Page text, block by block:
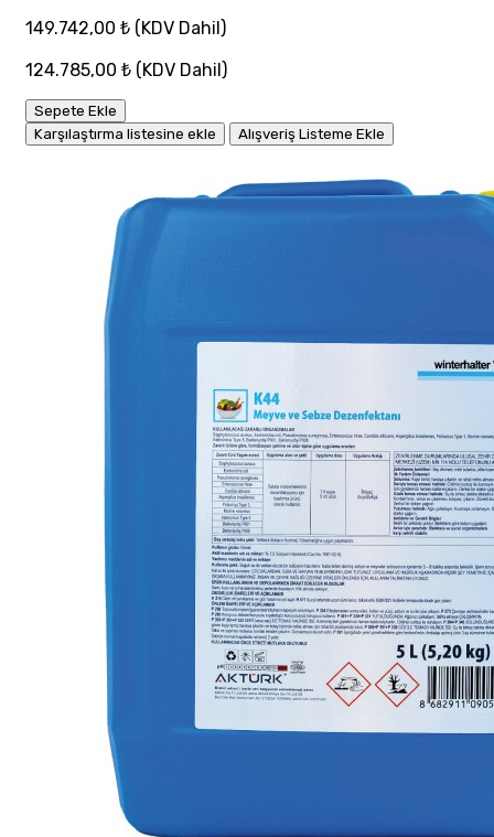
149.742,00 ₺ (KDV Dahil)
124.785,00 ₺ (KDV Dahil)
Sepete Ekle
Karşılaştırma listesine ekle
Alışveriş Listeme Ekle